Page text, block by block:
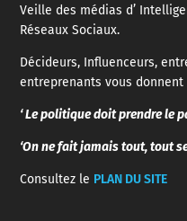
Veille des médias d’
Réseaux Sociaux.
Décideurs, Influenceurs,
entreprenants vous
‘ Le politique doit prendre le
‘On ne fait jamais tout, tout
Consultez le PLAN DU SITE